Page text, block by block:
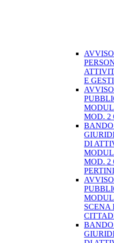
E
MOD. 2
DI
MOD. 2
SCENA